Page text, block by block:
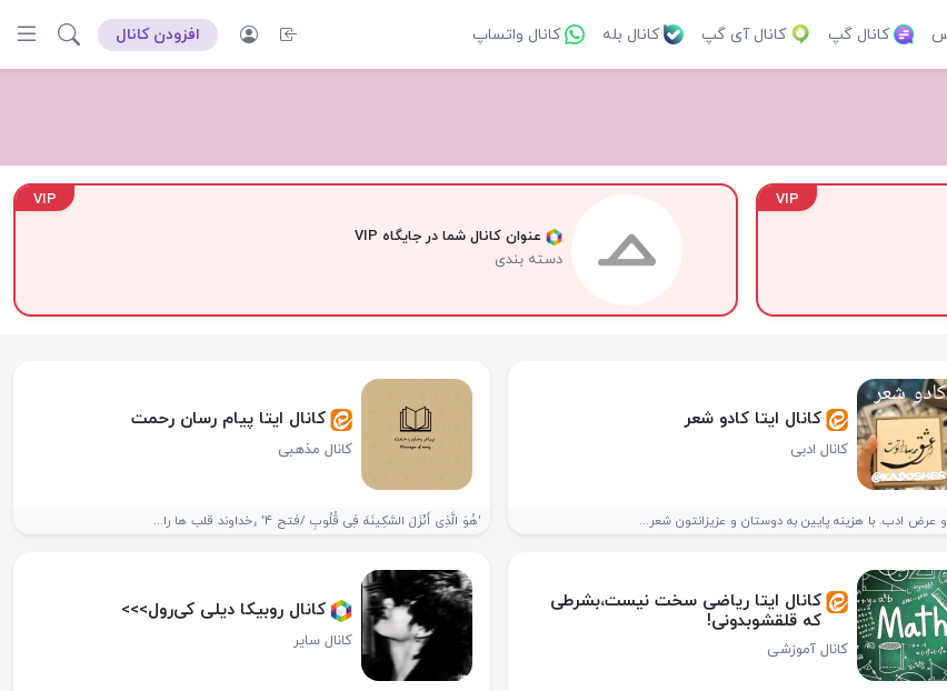
کانال گپ کانال آی گپ کانال بله کانال واتساپ افزودن کانال
VIP
VIP
عنوان کانال شما در جایگاه VIP
دسته بندی
کانال ایتا کادو شعر
کانال ادبی
عرض ادب. با هزینه پایین به دوستان و عزیزانتون شعر...
کانال ایتا پیام رسان رحمت
کانال مذهبی
'هُوَ الَّذِی أَنْزَلَ السَّکِینَهَ فِی قُلُوبِ /فتح ۴' ⸤خداوند قلب ها را...
کانال ایتا ریاضی سخت نیست،بشرطی
که قلقشوبدونی!
کانال آموزشی
کانال روبیکا دیلی کی‌رول>>>
کانال سایر